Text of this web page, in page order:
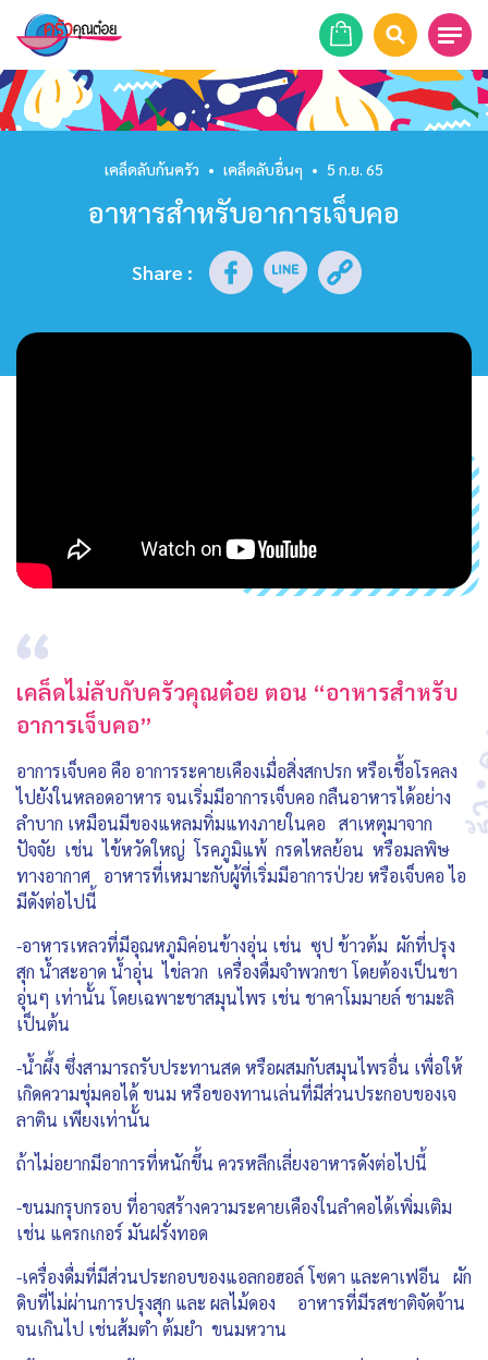
หน้าแรก
สูตรอาหาร
ร้านอาหาร
รายการย้อนหลัง
เคล็ดลับก้นครัว • เคล็ดลับอื่นๆ • 5 ก.ย. 65
อาหารสำหรับอาการเจ็บคอ
Share :
เคล็ดไม่ลับกับครัวคุณต๋อย ตอน “อาหารสำหรับ
อาการเจ็บคอ”
อาการเจ็บคอ คือ อาการระคายเคืองเมื่อสิ่งสกปรก หรือเชื้อโรคลง
ไปยังในหลอดอาหาร จนเริ่มมีอาการเจ็บคอ กลืนอาหารได้อย่าง
ลำบาก เหมือนมีของแหลมทิ่มแทงภายในคอ สาเหตุมาจาก
ปัจจัย เช่น ไข้หวัดใหญ่ โรคภูมิแพ้ กรดไหลย้อน หรือมลพิษ
ทางอากาศ อาหารที่เหมาะกับผู้ที่เริ่มมีอาการป่วย หรือเจ็บคอ ไอ
มีดังต่อไปนี้
-อาหารเหลวที่มีอุณหภูมิค่อนข้างอุ่น เช่น ซุป ข้าวต้ม ผักที่ปรุง
สุก น้ำสะอาด น้ำอุ่น ไข่ลวก เครื่องดื่มจำพวกชา โดยต้องเป็นชา
อุ่นๆ เท่านั้น โดยเฉพาะชาสมุนไพร เช่น ชาคาโมมายล์ ชามะลิ
เป็นต้น
-น้ำผึ้ง ซึ่งสามารถรับประทานสด หรือผสมกับสมุนไพรอื่น เพื่อให้
เกิดความชุ่มคอได้ ขนม หรือของทานเล่นที่มีส่วนประกอบของเจ
ลาติน เพียงเท่านั้น
ถ้าไม่อยากมีอาการที่หนักขึ้น ควรหลีกเลี่ยงอาหารดังต่อไปนี้
-ขนมกรุบกรอบ ที่อาจสร้างความระคายเคืองในลำคอได้เพิ่มเติม
เช่น แครกเกอร์ มันฝรั่งทอด
-เครื่องดื่มที่มีส่วนประกอบของแอลกอฮอล์ โซดา และคาเฟอีน ผัก
ดิบที่ไม่ผ่านการปรุงสุก และ ผลไม้ดอง อาหารที่มีรสชาติจัดจ้าน
จนเกินไป เช่นส้มตำ ต้มยำ ขนมหวาน